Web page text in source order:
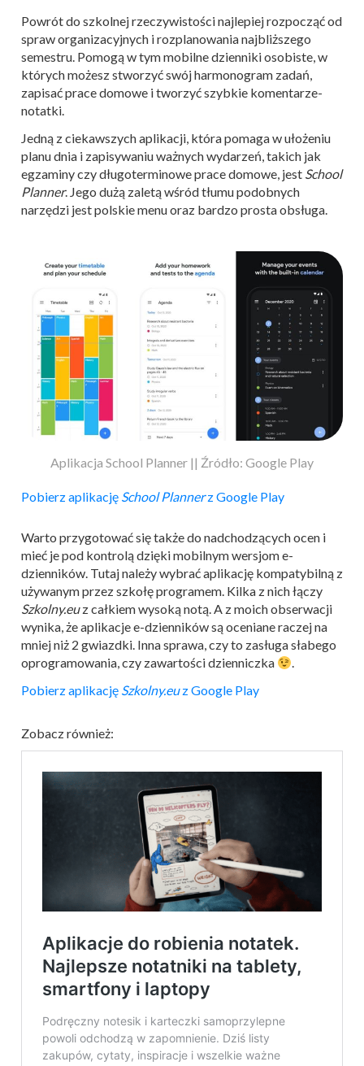
Powrót do szkolnej rzeczywistości najlepiej rozpocząć od
spraw organizacyjnych i rozplanowania najbliższego
semestru. Pomogą w tym mobilne dzienniki osobiste, w
których możesz stworzyć swój harmonogram zadań,
zapisać prace domowe i tworzyć szybkie komentarze-
notatki.
Jedną z ciekawszych aplikacji, która pomaga w ułożeniu
planu dnia i zapisywaniu ważnych wydarzeń, takich jak
egzaminy czy długoterminowe prace domowe, jest School
Planner. Jego dużą zaletą wśród tłumu podobnych
narzędzi jest polskie menu oraz bardzo prosta obsługa.
Aplikacja School Planner || Źródło: Google Play
Pobierz aplikację School Plannerz Google Play
Warto przygotować się także do nadchodzących ocen i
mieć je pod kontrolą dzięki mobilnym wersjom e-
dzienników. Tutaj należy wybrać aplikację kompatybilną z
używanym przez szkołę programem. Kilka z nich łączy
Szkolny.euz całkiem wysoką notą. A z moich obserwacji
wynika, że aplikacje e-dzienników są oceniane raczej na
mniej niż 2 gwiazdki. Inna sprawa, czy to zasługa słabego
oprogramowania, czy zawartości dzienniczka
.
Pobierz aplikację Szkolny.euz Google Play
Zobacz również: